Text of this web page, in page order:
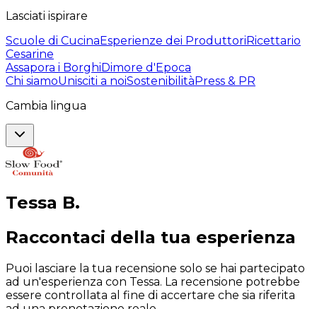
Lasciati ispirare
Scuole di CucinaEsperienze dei ProduttoriRicettario
Cesarine
Assapora i BorghiDimore d'Epoca
Chi siamoUnisciti a noiSostenibilitàPress & PR
Cambia lingua
Tessa B.
Raccontaci della tua esperienza
Puoi lasciare la tua recensione solo se hai partecipato
ad un'esperienza con Tessa. La recensione potrebbe
essere controllata al fine di accertare che sia riferita